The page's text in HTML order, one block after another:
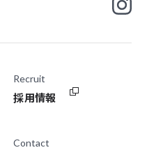
Recruit
採用情報
Contact